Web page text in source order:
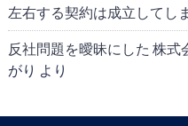
左右する契約は成立してし
反社問題を曖昧にした 株式
がり より